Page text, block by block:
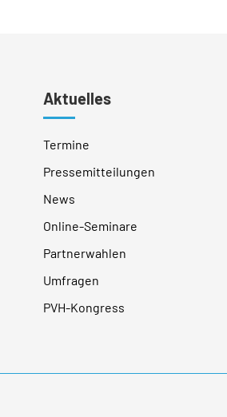
Aktuelles
Termine
Pressemitteilungen
News
Online-Seminare
Partnerwahlen
Umfragen
PVH-Kongress